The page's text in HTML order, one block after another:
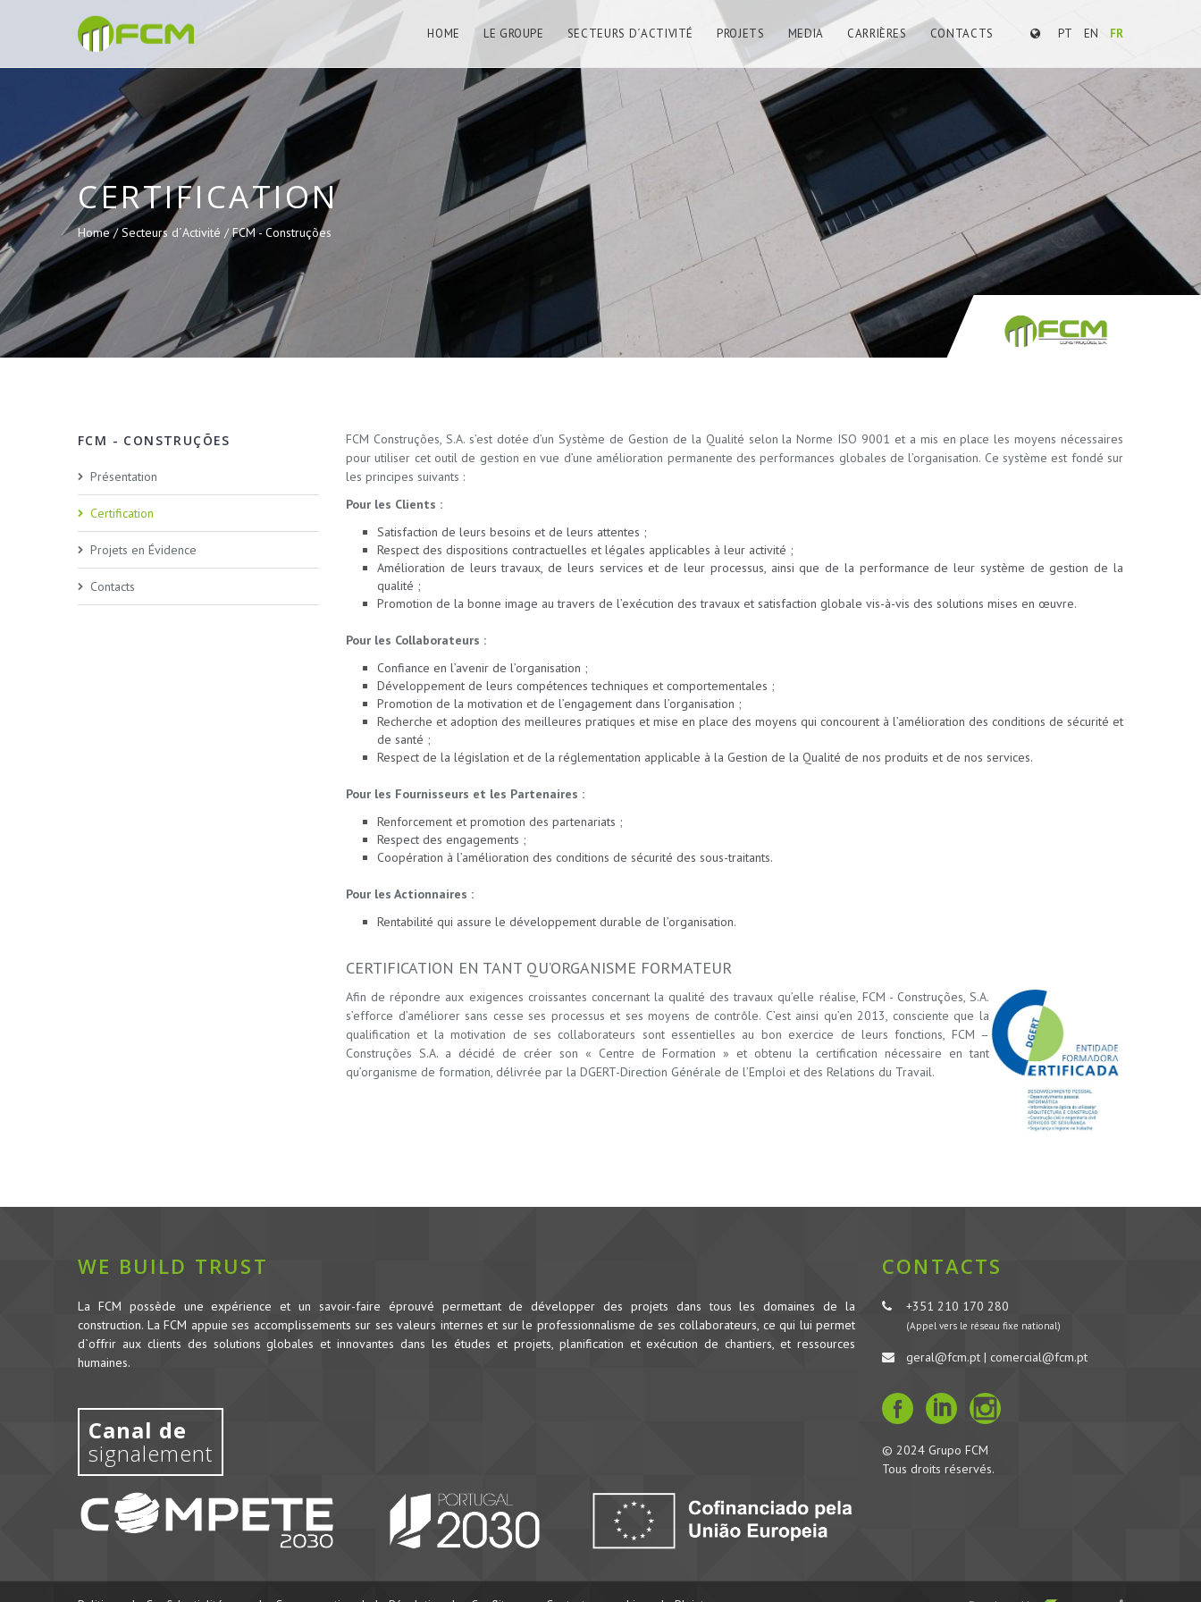
PT EN FR
HOME LE GROUPE SECTEURS D´ACTIVITÉ PROJETS MEDIA CARRIÈRES CONTACTS
CERTIFICATION
Home /Secteurs d´Activité /FCM - Construções
FCM - CONSTRUÇÕES
Présentation
Certification
Projets en Évidence
Contacts
FCM Construções, S.A. s’est dotée d’un Système de Gestion de la Qualité selon la Norme ISO 9001 et a mis en place les moyens nécessaires
pour utiliser cet outil de gestion en vue d’une amélioration permanente des performances globales de l’organisation. Ce système est fondé sur
les principes suivants :
Pour les Clients :
Satisfaction de leurs besoins et de leurs attentes ;
Respect des dispositions contractuelles et légales applicables à leur activité ;
Amélioration de leurs travaux, de leurs services et de leur processus, ainsi que de la performance de leur système de gestion de la
qualité ;
Promotion de la bonne image au travers de l’exécution des travaux et satisfaction globale vis-à-vis des solutions mises en œuvre.
Pour les Collaborateurs :
Confiance en l’avenir de l’organisation ;
Développement de leurs compétences techniques et comportementales ;
Promotion de la motivation et de l’engagement dans l’organisation ;
Recherche et adoption des meilleures pratiques et mise en place des moyens qui concourent à l’amélioration des conditions de sécurité et
de santé ;
Respect de la législation et de la réglementation applicable à la Gestion de la Qualité de nos produits et de nos services.
Pour les Fournisseurs et les Partenaires :
Renforcement et promotion des partenariats ;
Respect des engagements ;
Coopération à l’amélioration des conditions de sécurité des sous-traitants.
Pour les Actionnaires :
Rentabilité qui assure le développement durable de l’organisation.
CERTIFICATION EN TANT QU’ORGANISME FORMATEUR
Afin de répondre aux exigences croissantes concernant la qualité des travaux qu’elle réalise, FCM - Construções, S.A.
s’efforce d’améliorer sans cesse ses processus et ses moyens de contrôle. C’est ainsi qu’en 2013, consciente que la
qualification et la motivation de ses collaborateurs sont essentielles au bon exercice de leurs fonctions, FCM –
Construções S.A. a décidé de créer son « Centre de Formation » et obtenu la certification nécessaire en tant
qu’organisme de formation, délivrée par la DGERT-Direction Générale de l’Emploi et des Relations du Travail.
WE BUILD TRUST
La FCM possède une expérience et un savoir-faire éprouvé permettant de développer des projets dans tous les domaines de la
construction. La FCM appuie ses accomplissements sur ses valeurs internes et sur le professionnalisme de ses collaborateurs, ce qui lui permet
d`offrir aux clients des solutions globales et innovantes dans les études et projets, planification et exécution de chantiers, et ressources
humaines.
Canal de
signalement
CONTACTS
+351 210 170 280
(Appel vers le réseau fixe national)
geral@fcm.pt | comercial@fcm.pt
© 2024 Grupo FCM
Tous droits réservés.